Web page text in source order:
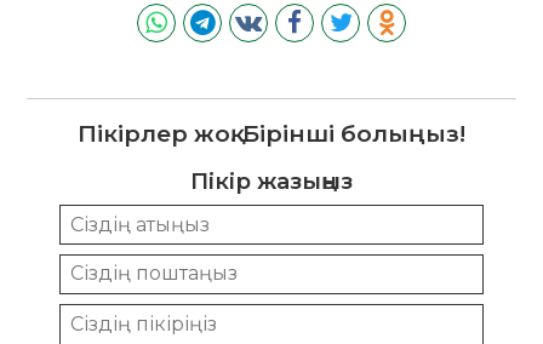
Пікірлер жоқ. Бірінші болыңыз!
Пікір жазыңыз